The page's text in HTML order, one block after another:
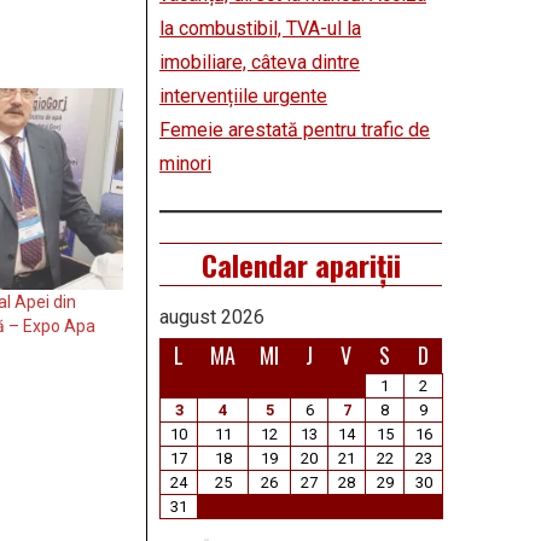
Apei din
– Expo Apa
la combustibil, TVA-ul la
imobiliare, câteva dintre
intervențiile urgente
Femeie arestată pentru trafic de
minori
Calendar apariții
august 2026
L MA MI J V S D
1
2
3
4 5 6 7 8
9
10
11 12 13 14 15
16
17
18 19 20 21 22
23
24
25 26 27 28 29
30
31